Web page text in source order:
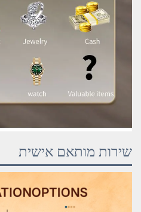
שירות מותאם אישית